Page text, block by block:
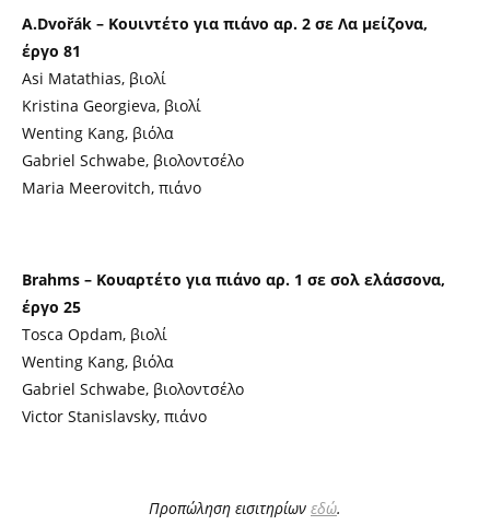
A.Dvořák – Κουιντέτο για πιάνο αρ. 2 σε Λα μείζονα,
έργο 81
Asi Matathias, βιολί
Kristina Georgieva, βιολί
Wenting Kang, βιόλα
Gabriel Schwabe, βιολοντσέλο
Maria Meerovitch, πιάνο
Brahms – Κουαρτέτο για πιάνο αρ. 1 σε σολ ελάσσονα,
έργο 25
Tosca Opdam, βιολί
Wenting Kang, βιόλα
Gabriel Schwabe, βιολοντσέλο
Victor Stanislavsky, πιάνο
Προπώληση εισιτηρίων εδώ.